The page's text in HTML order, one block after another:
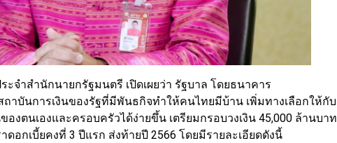
จำสำนักนายกรัฐมนตรี เปิดเผยว่า รัฐบาล โดยธนาคาร
ถาบันการเงินของรัฐที่มีพันธกิจทำให้คนไทยมีบ้าน เพิ่มทางเลือกให้กับ
งตนเองและครอบครัวได้ง่ายขึ้น เตรียมกรอบวงเงิน 45,000 ล้านบาท
อกเบี้ยคงที่ 3 ปีแรก ส่งท้ายปี 2566 โดยมีรายละเอียดดังนี้